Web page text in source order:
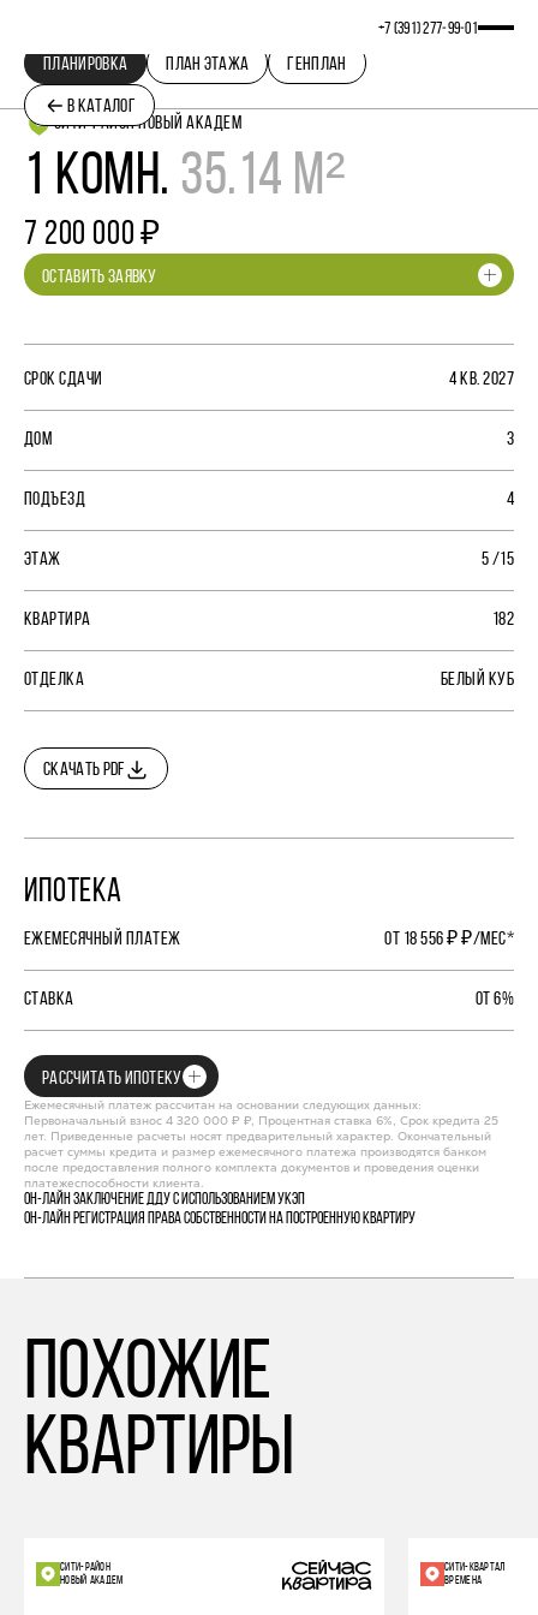
+7 (391) 277‒99‒01
В КАТАЛОГ
ПЛАНИРОВКА ПЛАН ЭТАЖА ГЕНПЛАН
СИТИ-РАЙОН НОВЫЙ АКАДЕМ
1 КОМН. 35.14 М²
7 200 000 ₽
ОСТАВИТЬ ЗАЯВКУ
СРОК СДАЧИ 4 КВ. 2027
ДОМ 3
ПОДЪЕЗД 4
ЭТАЖ 5 /15
КВАРТИРА 182
ОТДЕЛКА БЕЛЫЙ КУБ
СКАЧАТЬ PDF
ИПОТЕКА
ЕЖЕМЕСЯЧНЫЙ ПЛАТЕЖ ОТ 18 556 ₽ ₽/МЕС*
СТАВКА ОТ 6%
РАССЧИТАТЬ ИПОТЕКУ
Ежемесячный платеж рассчитан на основании следующих данных:
Первоначальный взнос 4 320 000 ₽ ₽, Процентная ставка 6%, Срок кредита 25
лет. Приведенные расчеты носят предварительный характер. Окончательный
расчет суммы кредита и размер ежемесячного платежа производятся банком
после предоставления полного комплекта документов и проведения оценки
платежеспособности клиента.
Он-лайн заключение ДДУ с использованием УКЭП
Он-лайн регистрация права собственности на построенную квартиру
похожие
квартиры
СИТИ-РАЙОН
НОВЫЙ АКАДЕМ
СИТИ-КВАРТАЛ
ВРЕМЕНА